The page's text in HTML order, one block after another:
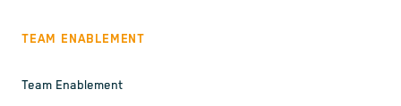
TEAM ENABLEMENT
Team Enablement